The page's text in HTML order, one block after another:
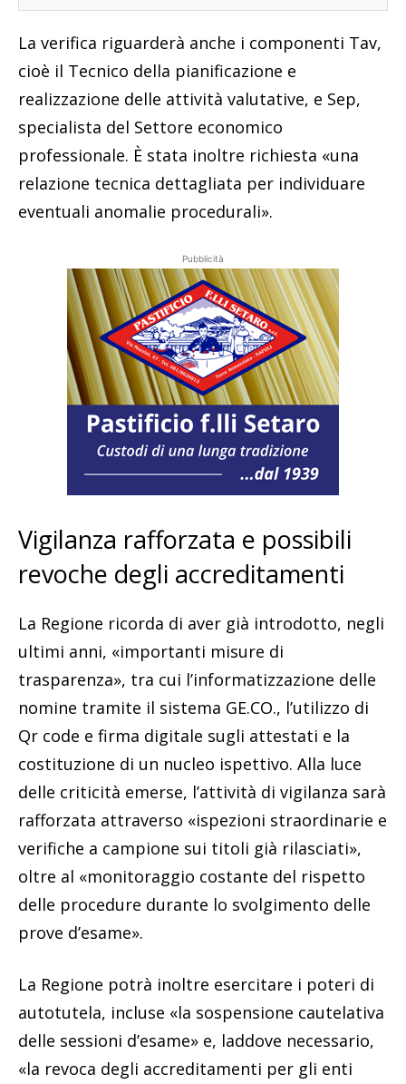
La verifica riguarderà anche i componenti Tav,
cioè il Tecnico della pianificazione e
realizzazione delle attività valutative, e Sep,
specialista del Settore economico
professionale. È stata inoltre richiesta «una
relazione tecnica dettagliata per individuare
eventuali anomalie procedurali».
Pubblicità
Vigilanza rafforzata e possibili
revoche degli accreditamenti
La Regione ricorda di aver già introdotto, negli
ultimi anni, «importanti misure di
trasparenza», tra cui l’informatizzazione delle
nomine tramite il sistema GE.CO., l’utilizzo di
Qr code e firma digitale sugli attestati e la
costituzione di un nucleo ispettivo. Alla luce
delle criticità emerse, l’attività di vigilanza sarà
rafforzata attraverso «ispezioni straordinarie e
verifiche a campione sui titoli già rilasciati»,
oltre al «monitoraggio costante del rispetto
delle procedure durante lo svolgimento delle
prove d’esame».
La Regione potrà inoltre esercitare i poteri di
autotutela, incluse «la sospensione cautelativa
delle sessioni d’esame» e, laddove necessario,
«la revoca degli accreditamenti per gli enti